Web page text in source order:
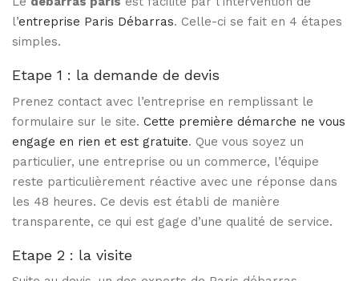
l’entreprise Paris Débarras. Celle-ci se fait en 4 étapes
simples.
Etape 1 : la demande de devis
Prenez contact avec l’entreprise en remplissant le
formulaire sur le site. Cette première démarche ne vous
engage en rien et est gratuite. Que vous soyez un
particulier, une entreprise ou un commerce, l’équipe
reste particulièrement réactive avec une réponse dans
les 48 heures. Ce devis est établi de manière
transparente, ce qui est gage d’une qualité de service.
Etape 2 : la visite